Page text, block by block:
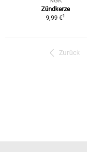
Zündkerze
9,99 €1
Zurück